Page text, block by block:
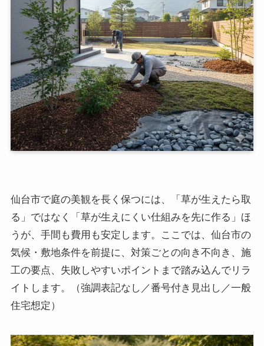
仙台市で庭の美観を長く保つには、「草が生えたら取
る」ではなく「草が生えにくい仕組みを先に作る」ほ
うが、手間も費用も安定します。ここでは、仙台市の
気候・敷地条件を前提に、対策ごとの向き不向き、施
工の要点、失敗しやすいポイントまで踏み込んでリラ
イトします。（強調表記なし／番号付き見出し／一般
住宅想定）